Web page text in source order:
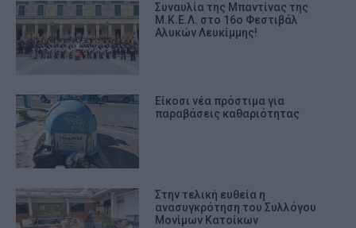
Συναυλία της Μπαντίνας της
Μ.Κ.Ε.Λ. στο 16ο Φεστιβάλ
Αλυκών Λευκίμμης!
Είκοσι νέα πρόστιμα για
παραβάσεις καθαριότητας
Στην τελική ευθεία η
ανασυγκρότηση του Συλλόγου
Μονίμων Κατοίκων